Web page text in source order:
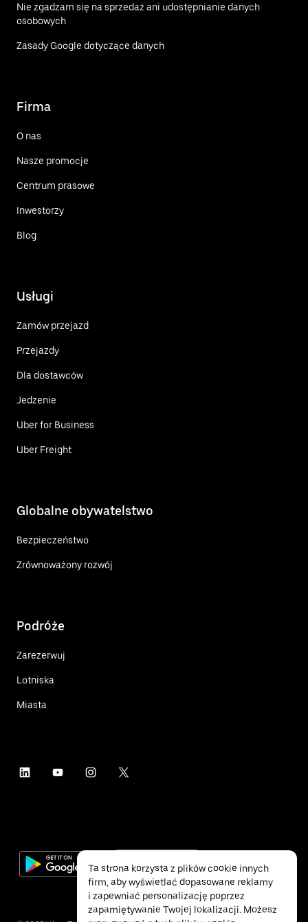
Nie zgadzam się na sprzedaż ani udostępnianie danych
osobowych
Zasady Google dotyczące danych
Firma
O nas
Nasze promocje
Centrum prasowe
Inwestorzy
Blog
Usługi
Zamów przejazd
Przejazdy
Dla dostawców
Jedzenie
Uber for Business
Uber Freight
Globalne obywatelstwo
Bezpieczeństwo
Zrównoważony rozwój
Podróże
Zarezerwuj
Lotniska
Miasta
Ta strona korzysta z plików cookie innych
firm, aby wyświetlać dopasowane reklamy
i zapewniać personalizację poprzez
zapamiętywanie Twojej lokalizacji. Możesz